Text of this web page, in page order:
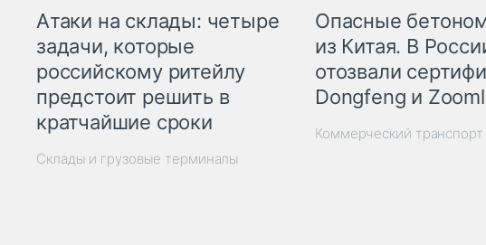
Атаки на склады: четыре
задачи, которые
российскому ритейлу
предстоит решить в
кратчайшие сроки
Склады и грузовые терминалы
Опасные
из Китая. В
отозвали
Dongfeng и
Коммерческий транспорт